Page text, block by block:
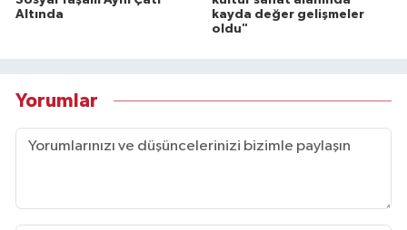
Altında
kayda değer gelişmeler
oldu"
Yorumlar